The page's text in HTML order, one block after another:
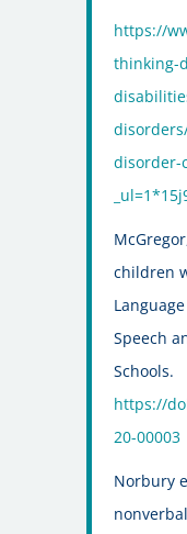
https://
thinking-
disorder-
children
Speech
Schools.
https://
20-00003
Norbury